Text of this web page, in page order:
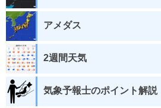
アメダス
2週間天気
気象予報士のポイント解説